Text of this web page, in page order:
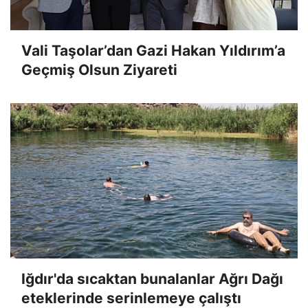
Vali Taşolar’dan Gazi Hakan Yıldırım’a
Geçmiş Olsun Ziyareti
Iğdır'da sıcaktan bunalanlar Ağrı Dağı
eteklerinde serinlemeye çalıştı